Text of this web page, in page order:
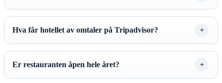
Hva får hotellet av omtaler på Tripadvisor?
Er restauranten åpen hele året?